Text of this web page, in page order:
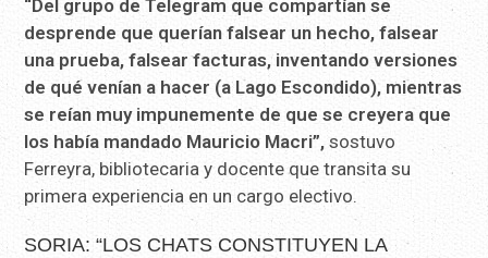
“Del grupo de Telegram que compartían se
desprende que querían falsear un hecho, falsear
una prueba, falsear facturas, inventando versiones
de qué venían a hacer (a Lago Escondido), mientras
se reían muy impunemente de que se creyera que
los había mandado Mauricio Macri”, sostuvo
Ferreyra, bibliotecaria y docente que transita su
primera experiencia en un cargo electivo.
SORIA: “LOS CHATS CONSTITUYEN LA